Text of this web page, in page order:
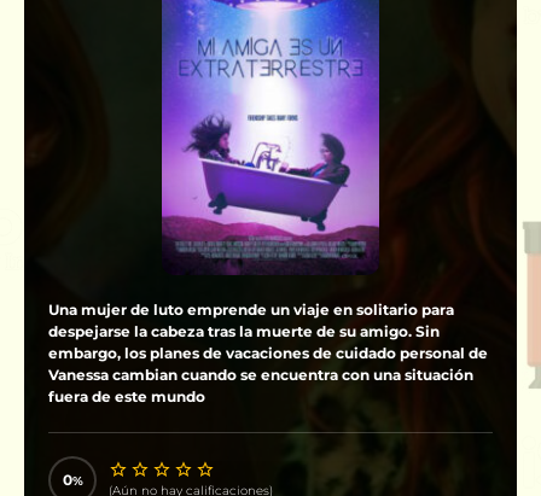
Una mujer de luto emprende un viaje en solitario para
despejarse la cabeza tras la muerte de su amigo. Sin
embargo, los planes de vacaciones de cuidado personal de
Vanessa cambian cuando se encuentra con una situación
fuera de este mundo
0
(Aún no hay calificaciones)